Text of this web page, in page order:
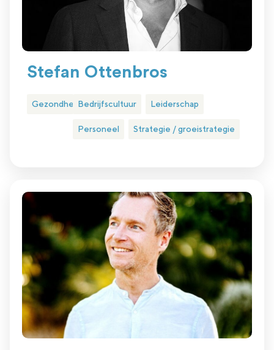
Stefan Ottenbros
GezondheidszorgBedrijfscultuur Leiderschap
Personeel Strategie / groeistrategie